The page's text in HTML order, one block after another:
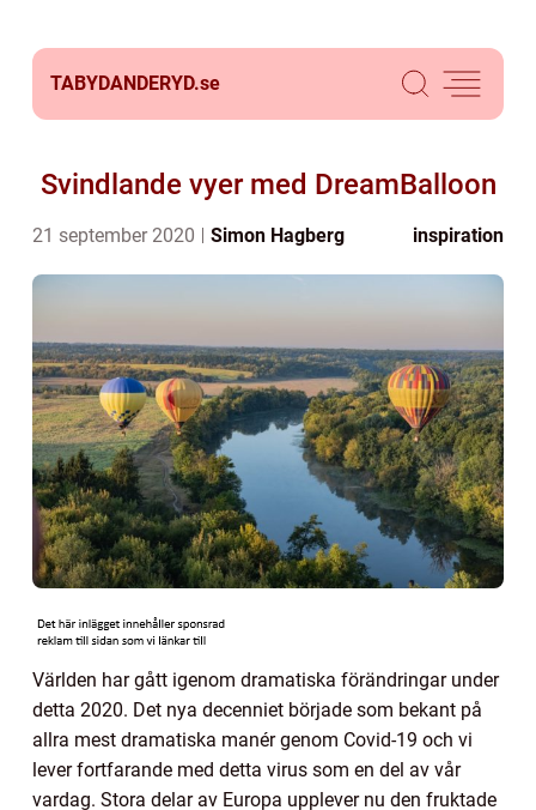
TABYDANDERYD.se
Svindlande vyer med DreamBalloon
21 september 2020 Simon Hagberg inspiration
Världen har gått igenom dramatiska förändringar under
detta 2020. Det nya decenniet började som bekant på
allra mest dramatiska manér genom Covid-19 och vi
lever fortfarande med detta virus som en del av vår
vardag. Stora delar av Europa upplever nu den fruktade